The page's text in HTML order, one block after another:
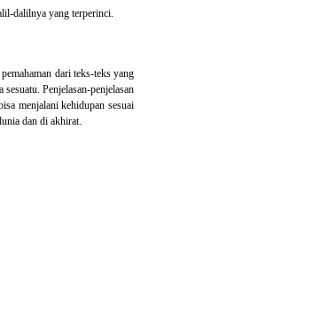
dalilnya yang terperinci.
dari teks-teks yang
Penjelasan-penjelasan
menjalani kehidupan sesuai
dan di akhirat.